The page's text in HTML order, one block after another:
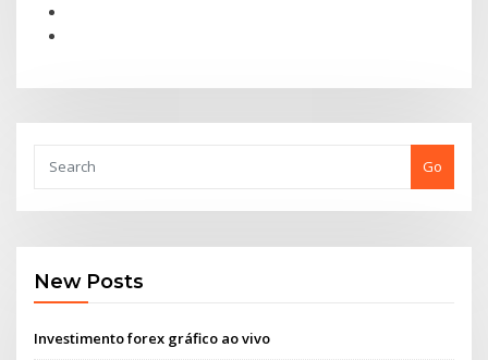
Go
New Posts
Investimento forex gráfico ao vivo